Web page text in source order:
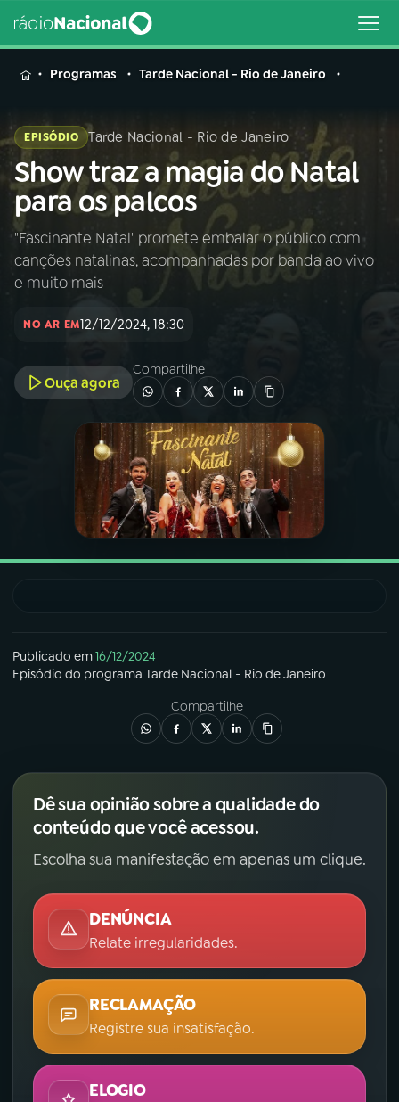
MENU
Buscar
na
Rádio
Nacional
Buscar
AO VIVO
01INÍCIO
02A RÁDIO
PROGRAMAÇÃO
PROGRAMAS
05PODCASTS
07ÚLTIMAS
FESTIVAL DE MÚSICA
YouTube Facebook
TikTok
Programas Tarde Nacional - Rio de Janeiro
EPISÓDIO Tarde Nacional - Rio de Janeiro
Show traz a magia do Natal
para os palcos
"Fascinante Natal" promete embalar o público com
canções natalinas, acompanhadas por banda ao vivo
e muito mais
NO AR EM12/12/2024, 18:30
Ouça agora
Compartilhe
Publicado em16/12/2024
Episódio do programa Tarde Nacional - Rio de Janeiro
Compartilhe
Dê sua opinião sobre a qualidade do
conteúdo que você acessou.
Escolha sua manifestação em apenas um clique.
DENÚNCIA
Relate irregularidades.
RECLAMAÇÃO
Registre sua insatisfação.
ELOGIO